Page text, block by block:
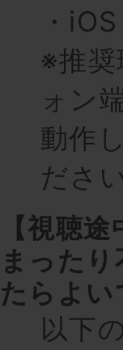
・
※推
ォン
動作
ださい
【視聴
まったり
たらよい
以下